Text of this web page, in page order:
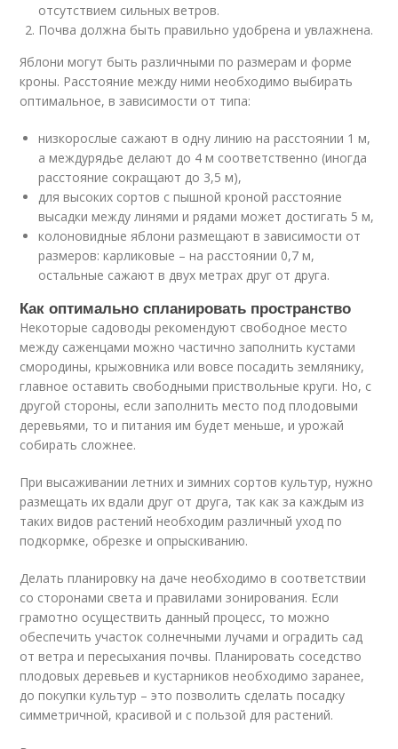
отсутствием сильных ветров.
Почва должна быть правильно удобрена и увлажнена.
Яблони могут быть различными по размерам и форме
кроны. Расстояние между ними необходимо выбирать
оптимальное, в зависимости от типа:
низкорослые сажают в одну линию на расстоянии 1 м,
а междурядье делают до 4 м соответственно (иногда
расстояние сокращают до 3,5 м),
для высоких сортов с пышной кроной расстояние
высадки между линями и рядами может достигать 5 м,
колоновидные яблони размещают в зависимости от
размеров: карликовые – на расстоянии 0,7 м,
остальные сажают в двух метрах друг от друга.
Как оптимально спланировать пространство
Некоторые садоводы рекомендуют свободное место
между саженцами можно частично заполнить кустами
смородины, крыжовника или вовсе посадить землянику,
главное оставить свободными приствольные круги. Но, с
другой стороны, если заполнить место под плодовыми
деревьями, то и питания им будет меньше, и урожай
собирать сложнее.
При высаживании летних и зимних сортов культур, нужно
размещать их вдали друг от друга, так как за каждым из
таких видов растений необходим различный уход по
подкормке, обрезке и опрыскиванию.
Делать планировку на даче необходимо в соответствии
со сторонами света и правилами зонирования. Если
грамотно осуществить данный процесс, то можно
обеспечить участок солнечными лучами и оградить сад
от ветра и пересыхания почвы. Планировать соседство
плодовых деревьев и кустарников необходимо заранее,
до покупки культур – это позволить сделать посадку
симметричной, красивой и с пользой для растений.